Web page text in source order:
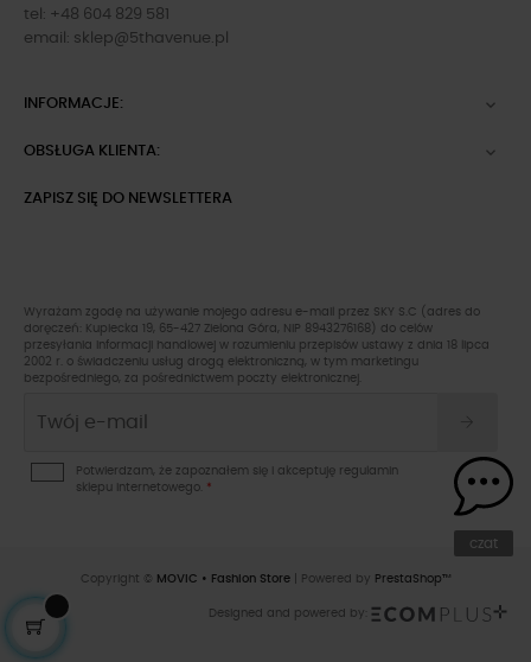
tel: +48 604 829 581
email: sklep@5thavenue.pl
INFORMACJE: 
OBSŁUGA KLIENTA: 
ZAPISZ SIĘ DO NEWSLETTERA
Wyrażam zgodę na używanie mojego adresu e-mail przez SKY S.C (adres do
doręczeń: Kupiecka 19, 65-427 Zielona Góra, NIP 8943276168) do celów
przesyłania informacji handlowej w rozumieniu przepisów ustawy z dnia 18 lipca
2002 r. o świadczeniu usług drogą elektroniczną, w tym marketingu
bezpośredniego, za pośrednictwem poczty elektronicznej.
Potwierdzam, że zapoznałem się i akceptuję regulamin
sklepu internetowego. *
czat
Copyright © MOVIC • Fashion Store| Powered by PrestaShop™
Designed and powered by: